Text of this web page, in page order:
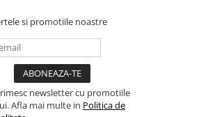
si promotiile noastre
newsletter cu promotiile
Afla mai multe in Politica de